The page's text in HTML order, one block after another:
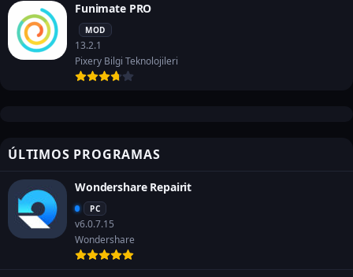
Funimate PRO
MOD
13.2.1
Pixery Bilgi Teknolojileri
ÚLTIMOS PROGRAMAS
Wondershare Repairit
PC
v6.0.7.15
Wondershare